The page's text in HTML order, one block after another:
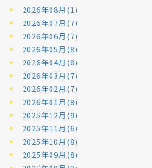
2026年08月(1)
2026年07月(7)
2026年06月(7)
2026年05月(8)
2026年04月(8)
2026年03月(7)
2026年02月(7)
2026年01月(8)
2025年12月(9)
2025年11月(6)
2025年10月(8)
2025年09月(8)